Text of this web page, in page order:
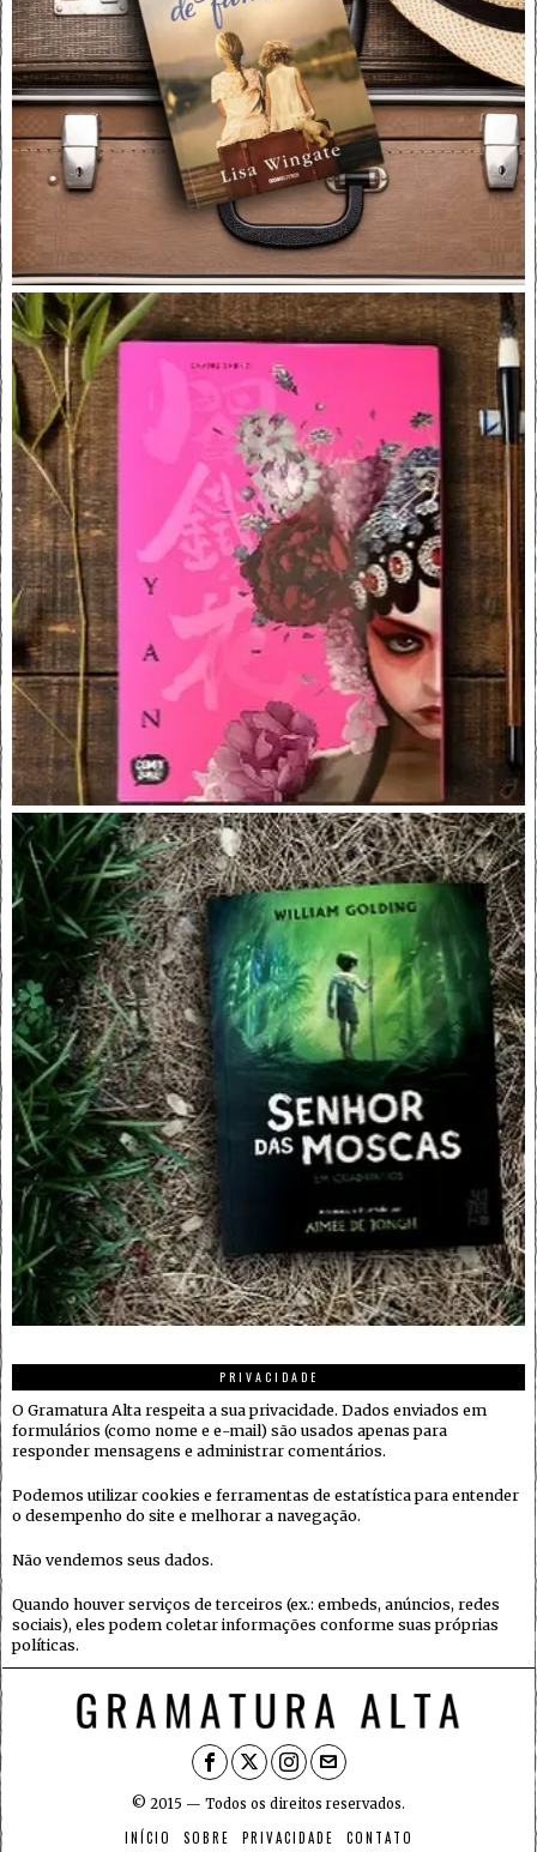
PRIVACIDADE
O Gramatura Alta respeita a sua privacidade. Dados enviados em
formulários (como nome e e-mail) são usados apenas para
responder mensagens e administrar comentários.
Podemos utilizar cookies e ferramentas de estatística para entender
o desempenho do site e melhorar a navegação.
Não vendemos seus dados.
Quando houver serviços de terceiros (ex.: embeds, anúncios, redes
sociais), eles podem coletar informações conforme suas próprias
políticas.
© 2015 — Todos os direitos reservados.
INÍCIO SOBRE PRIVACIDADE CONTATO